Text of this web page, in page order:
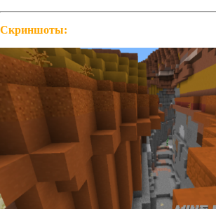
Скриншоты: